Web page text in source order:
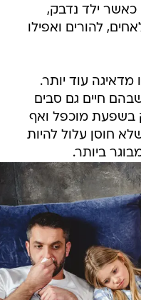
ילד נדבק,
להורים ואפילו
עוד יותר.
חיים גם סבים
בשפעת מוכפל ואף
חוסן עלול להיות
ביותר.